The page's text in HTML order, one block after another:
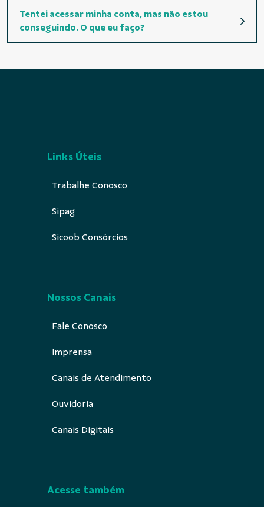
Tentei acessar minha conta, mas não estou
conseguindo. O que eu faço?
Links Úteis
Trabalhe Conosco
Sipag
Sicoob Consórcios
Nossos Canais
Fale Conosco
Imprensa
Canais de Atendimento
Ouvidoria
Canais Digitais
Acesse também